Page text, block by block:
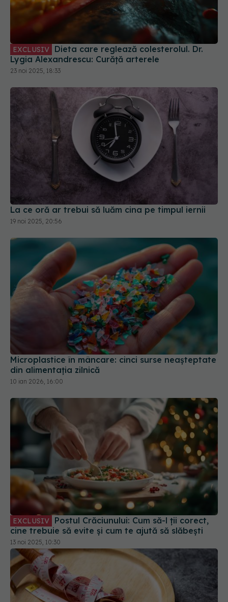
EXCLUSIV Dieta care reglează colesterolul. Dr.
Lygia Alexandrescu: Curăță arterele
La ce oră ar trebui să luăm cina pe timpul iernii
Microplastice în mâncare: cinci surse neașteptate
din alimentația zilnică
EXCLUSIV Postul Crăciunului: Cum să-l ții corect,
cine trebuie să evite și cum te ajută să slăbești
13 noi 2025, 10:30